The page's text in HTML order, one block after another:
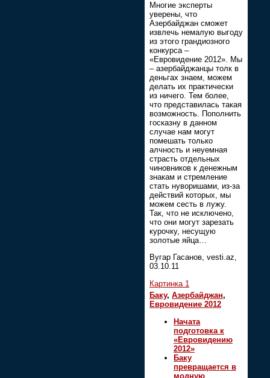
Многие эксперты
уверены, что
Азербайджан сможет
извлечь немалую выгоду
из этого грандиозного
конкурса –
«Евровидение 2012». Мы
– азербайджанцы толк в
деньгах знаем, можем
делать их практически
из ничего. Тем более,
что представилась такая
возможность. Пополнить
госказну в данном
случае нам могут
помешать только
алчность и неуемная
страсть отдельных
чиновников к денежным
знакам и стремление
стать нуворишами, из-за
действий которых, мы
можем сесть в лужу.
Так, что не исключено,
что они могут зарезать
курочку, несущую
золотые яйца…
Вугар Гасанов, vesti.az,
03.10.11
Картинка 1
Баку, Азербайджан,
Евровидение 2012
Начата
подготовка к
«Евровидению
2012»
Баку
превращается в
модную